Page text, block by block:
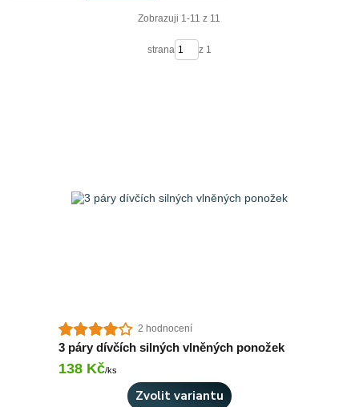
Zobrazuji 1-11 z 11
strana z 1
2 hodnocení
3 páry dívčích silných vlněných ponožek
138 Kč/ks
Zvolit variantu